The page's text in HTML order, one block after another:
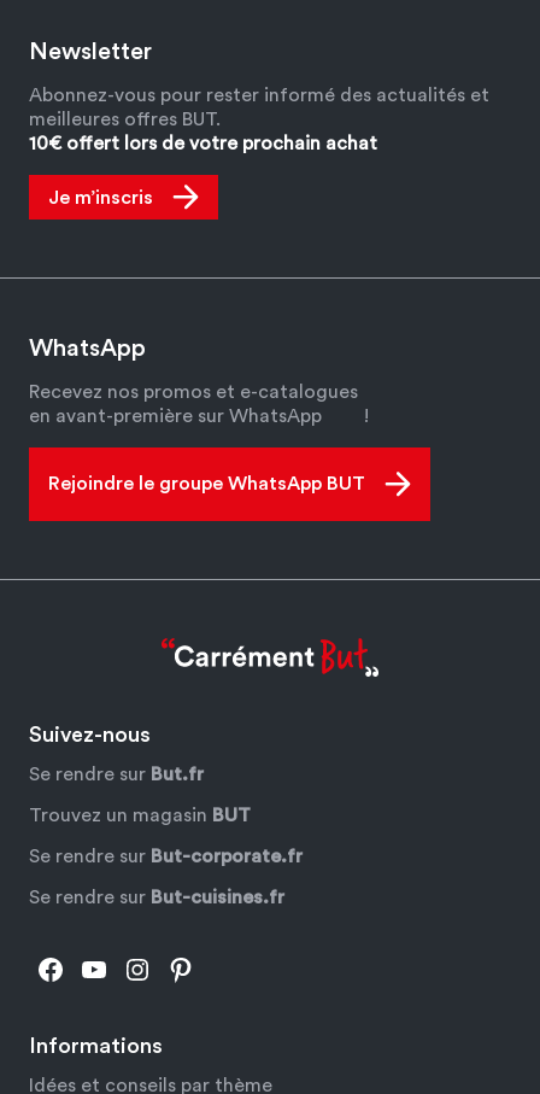
Newsletter
Abonnez-vous pour rester informé des actualités et
meilleures offres BUT.
10€ offert lors de votre prochain achat
Je m’inscris
WhatsApp
Recevez nos promos et e-catalogues
en avant-première sur WhatsApp
!
Rejoindre le groupe WhatsApp BUT
Informations
Idées et conseils par thème
Suivez-nous
Se rendre sur But.fr
Trouvez un magasin BUT
Se rendre sur But-corporate.fr
Se rendre sur But-cuisines.fr
Facebook
YouTube
Instagram
Pinterest